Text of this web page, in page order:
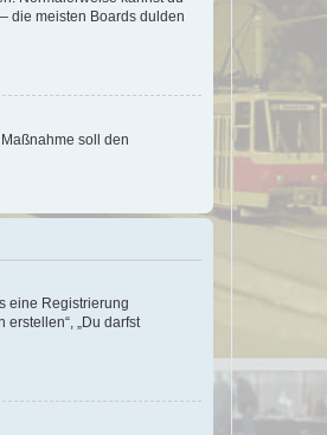
die meisten Boards dulden
soll den
eine Registrierung
„Du darfst